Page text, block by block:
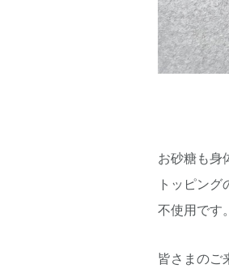
お砂糖も身
トッピン
不使用です。
皆さまのご